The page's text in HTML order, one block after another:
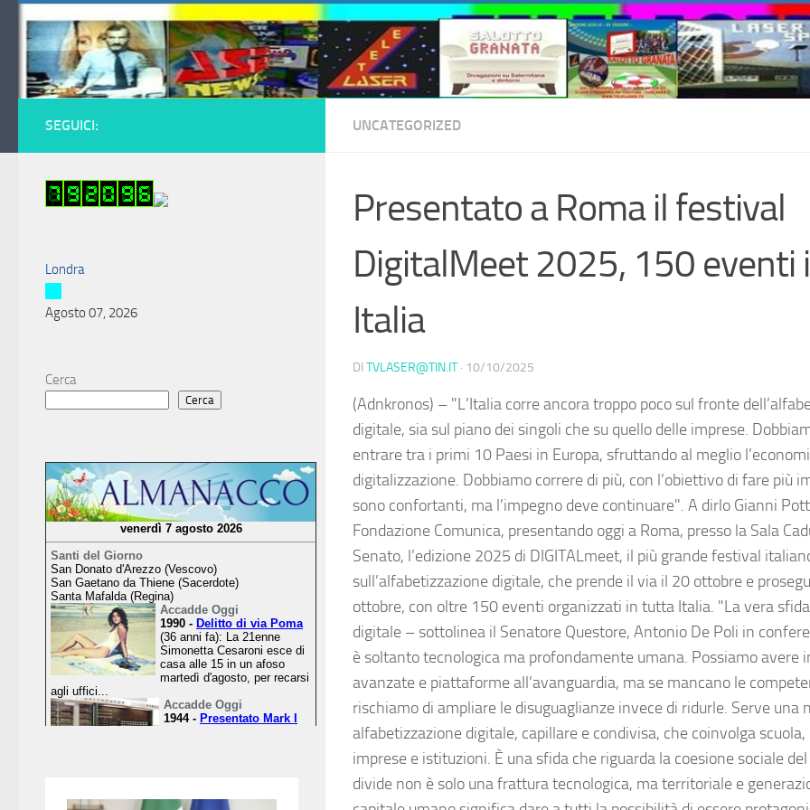
Salta al contenuto
UNCATEGORIZED
Presentato a Roma il festival
DigitalMeet 2025, 150 eventi
Italia
DI TVLASER@TIN.IT · 10/10/2025
(Adnkronos) – "L’Italia corre ancora troppo poco sul fronte
digitale, sia sul piano dei singoli che su quello delle imprese.
entrare tra i primi 10 Paesi in Europa, sfruttando al meglio
digitalizzazione. Dobbiamo correre di più, con l’obiettivo di fare più
sono confortanti, ma l’impegno deve continuare". A dirlo Gianni
Fondazione Comunica, presentando oggi a Roma, presso la Sala
Senato, l’edizione 2025 di DIGITALmeet, il più grande festival
sull’alfabetizzazione digitale, che prende il via il 20 ottobre e
ottobre, con oltre 150 eventi organizzati in tutta Italia. "La vera
digitale – sottolinea il Senatore Questore, Antonio De Poli in
è soltanto tecnologica ma profondamente umana. Possiamo avere
avanzate e piattaforme all’avanguardia, ma se mancano le
rischiamo di ampliare le disuguaglianze invece di ridurle. Serve una
alfabetizzazione digitale, capillare e condivisa, che coinvolga
imprese e istituzioni. È una sfida che riguarda la coesione sociale
divide non è solo una frattura tecnologica, ma territoriale e
SEGUICI:
Londra
Agosto 07, 2026
Cerca
Cerca